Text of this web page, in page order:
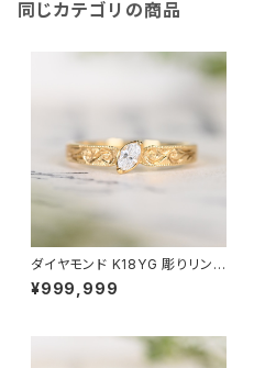
同じカテゴリの商品
ダイヤモンド K18YG 彫りリング
11号（GH1039）SCG6714
¥999,999